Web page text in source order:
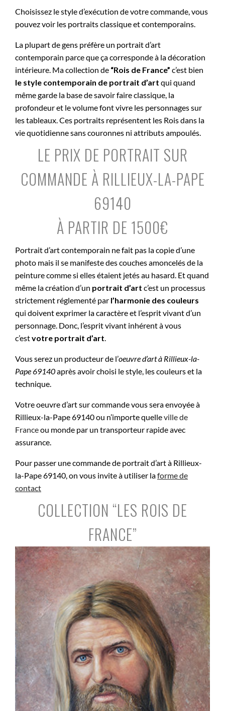
Choisissez le style d’exécution de votre commande, vous
pouvez voir les portraits classique et contemporains.
La plupart de gens préfère un portrait d’art
contemporain parce que ça corresponde à la décoration
intérieure. Ma collection de “Rois de France” c’est bien
le style contemporain de portrait d’art qui quand
même garde la base de savoir faire classique, la
profondeur et le volume font vivre les personnages sur
les tableaux. Ces portraits représentent les Rois dans la
vie quotidienne sans couronnes ni attributs ampoulés.
LE PRIX DE PORTRAIT SUR
COMMANDE À RILLIEUX-LA-PAPE
69140
À PARTIR DE 1500€
Portrait d’art contemporain ne fait pas la copie d’une
photo mais il se manifeste des couches amoncelés de la
peinture comme si elles étaient jetés au hasard. Et quand
même la création d’un portrait d’art c’est un processus
strictement réglementé par l’harmonie des couleurs
qui doivent exprimer la caractère et l’esprit vivant d’un
personnage. Donc, l’esprit vivant inhérent à vous
c’estvotre portrait d’art.
Vous serez un producteur de l’oeuvre d’art à Rillieux-la-
Pape 69140après avoir choisi le style, les couleurs et la
technique.
Votre oeuvre d’art sur commande vous sera envoyée à
Rillieux-la-Pape 69140 ou n’importe quelleville de
Franceou monde par un transporteur rapide avec
assurance.
Pour passer une commande de portrait d’art à Rillieux-
la-Pape 69140, on vous invite à utiliser laforme de
contact
COLLECTION “LES ROIS DE
FRANCE”